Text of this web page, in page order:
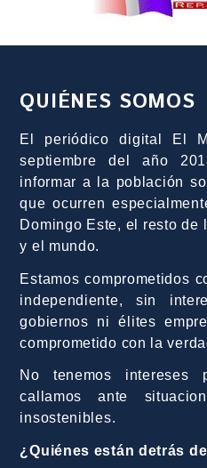
QUIÉNES SOMOS
El periódico digital El
septiembre del año
informar a la población
que ocurren
Domingo Este, el resto de
y el mundo.
Estamos comprometidos
independiente, sin
gobiernos ni élites
comprometido con la
No tenemos intereses
callamos ante
insostenibles.
¿Quiénes están detrás